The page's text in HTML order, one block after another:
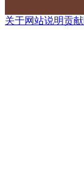
关于网站说明贡献